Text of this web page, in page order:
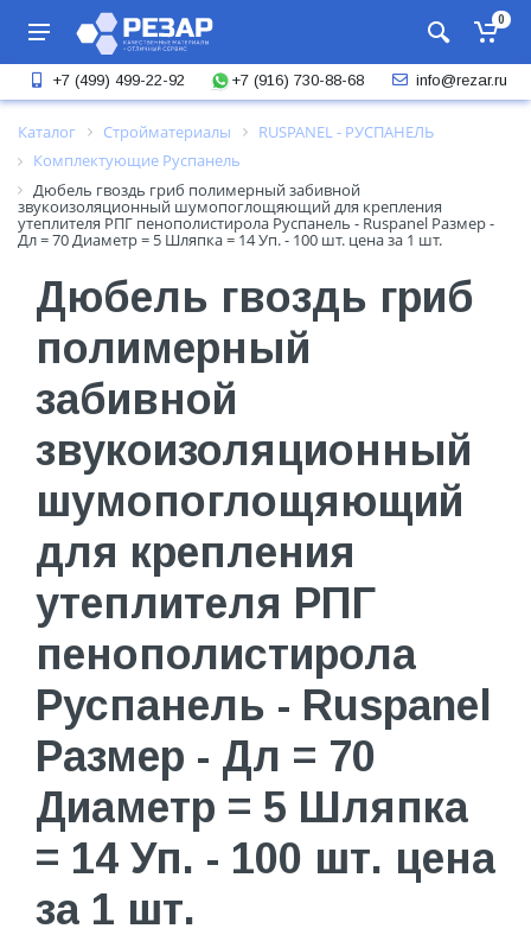
0
+7 (499) 499-22-92 +7 (916) 730-88-68 info@rezar.ru
Каталог Стройматериалы
RUSPANEL - РУСПАНЕЛЬ
Комплектующие Руспанель
Дюбель гвоздь гриб полимерный забивной
звукоизоляционный шумопоглощяющий для крепления
утеплителя РПГ пенополистирола Руспанель - Ruspanel Размер -
Дл = 70 Диаметр = 5 Шляпка = 14 Уп. - 100 шт. цена за 1 шт.
Дюбель гвоздь гриб
полимерный
забивной
звукоизоляционный
шумопоглощяющий
для крепления
утеплителя РПГ
пенополистирола
Руспанель - Ruspanel
Размер - Дл = 70
Диаметр = 5 Шляпка
= 14 Уп. - 100 шт. цена
за 1 шт.